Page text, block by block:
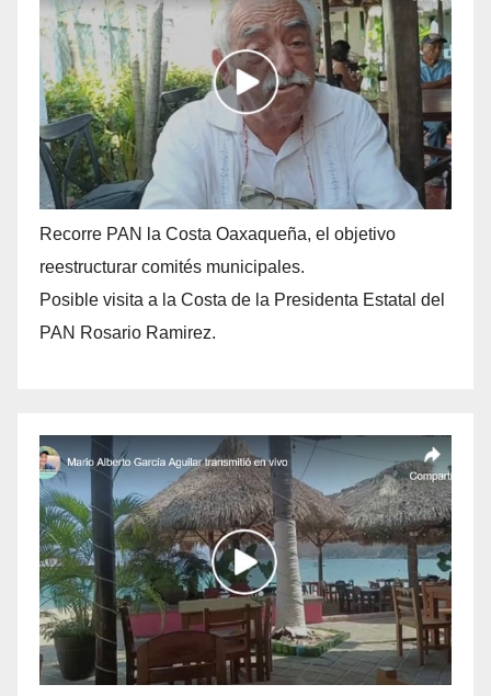
Recorre PAN la Costa Oaxaqueña, el objetivo
reestructurar comités municipales.
Posible visita a la Costa de la Presidenta Estatal del
PAN Rosario Ramirez.